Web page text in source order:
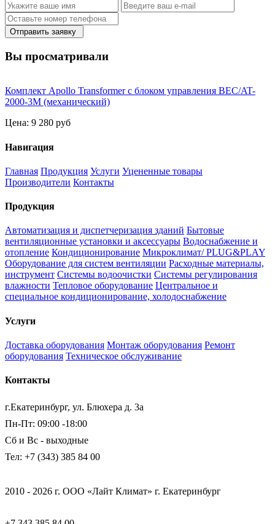
Отправить заявку
Вы просматривали
Комплект Apollo Transformer с блоком управления BEC/AT-
2000-3M (механический)
Цена: 9 280 руб
Навигация
Главная Продукция Услуги Уцененные товары
Производители Контакты
Продукция
Автоматизация и диспетчеризация зданий Бытовые
вентиляционные установки и аксессуары Водоснабжение и
отопление Кондиционирование Микроклимат/ PLUG&PLAY
Оборудование для систем вентиляции Расходные материалы,
инструмент Системы водоочистки Системы регулирования
влажности Тепловое оборудование Центральное и
специальное кондиционирование, холодоснабжение
Услуги
Доставка оборудования Монтаж оборудования Ремонт
оборудования Техническое обслуживание
Контакты
г.Екатеринбург, ул. Блюхера д. 3а
Пн-Пт: 09:00 -18:00
Сб и Вс - выходные
Тел: +7 (343) 385 84 00
2010 - 2026 г. ООО «Лайт Климат» г. Екатеринбург